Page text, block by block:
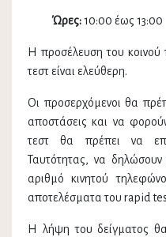
Ώρες:10:00 έως 13:00
Η προσέλευση του κοινού
τεστ είναι ελεύθερη.
Οι προσερχόμενοι θα
αποστάσεις και να
τεστ θα πρέπει να
Ταυτότητας, να
αριθμό κινητού
αποτελέσματα του rapid
Η λήψη του δείγματος θα